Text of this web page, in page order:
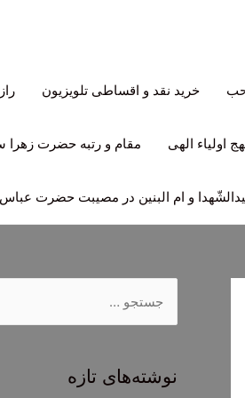
خرید نقد و اقساطی تلویزیون
اولیاء الهی مقام و رتبه حضرت زهرا
و ام البنین در مصیبت حضرت عباس
جنوشته‌های تازه